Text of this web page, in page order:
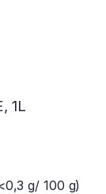
1L
g/ 100 g)